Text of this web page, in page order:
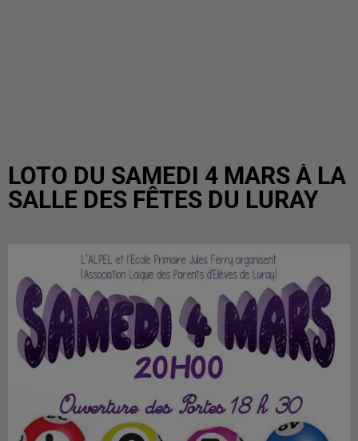
LOTO DU SAMEDI 4 MARS À LA
SALLE DES FÊTES DU LURAY